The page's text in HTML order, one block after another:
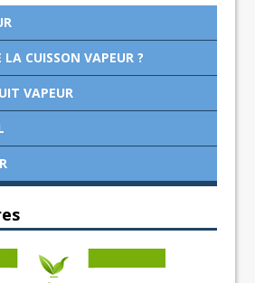
LA CUISSON VAPEUR ?
VAPEUR